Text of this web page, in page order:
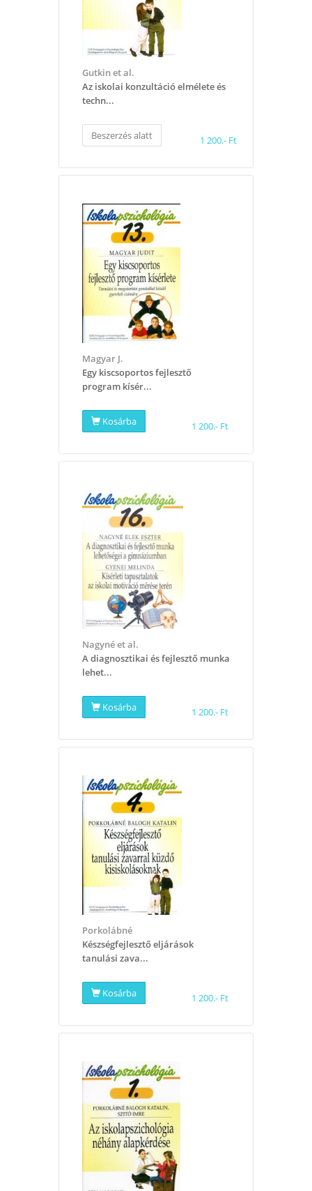
Gutkin et al.
Az iskolai konzultáció elmélete és
techn...
Beszerzés alatt 1 200.- Ft
Magyar J.
Egy kiscsoportos fejlesztő
program kísér...
Kosárba 1 200.- Ft
Nagyné et al.
A diagnosztikai és fejlesztő munka
lehet...
Kosárba 1 200.- Ft
Porkolábné
Készségfejlesztő eljárások
tanulási zava...
Kosárba 1 200.- Ft